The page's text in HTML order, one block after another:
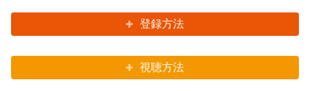
登録方法
視聴方法